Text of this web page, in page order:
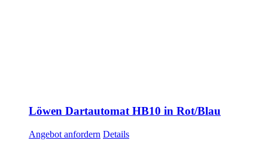
Löwen Dartautomat HB10 in Rot/Blau
Angebot anfordern Details